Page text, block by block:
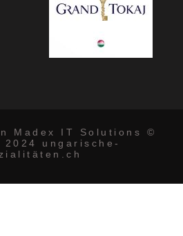
Madex IT Solutions ©
2024 ungarische-